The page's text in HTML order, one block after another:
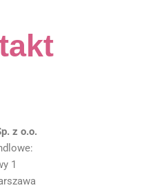
z o.o.
1